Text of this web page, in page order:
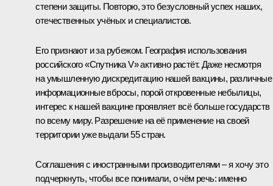
степени защиты. Повторю, это безусловный успех наших,
отечественных учёных и специалистов.
Его признают и за рубежом. География использования
российского «Спутника V» активно растёт. Даже несмотря
на умышленную дискредитацию нашей вакцины, различные
информационные вбросы, порой откровенные небылицы,
интерес к нашей вакцине проявляет всё больше государств
по всему миру. Разрешение на её применение на своей
территории уже выдали 55 стран.
Соглашения с иностранными производителями – я хочу это
подчеркнуть, чтобы все понимали, о чём речь: именно